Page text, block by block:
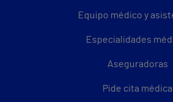
Equipo médico y
Especialidades
Aseguradoras
Pide cita médica